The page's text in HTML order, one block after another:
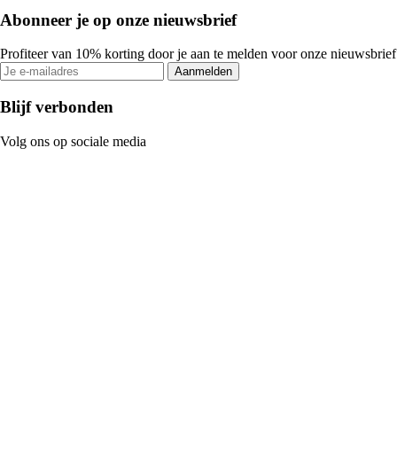
Abonneer je op onze nieuwsbrief
Profiteer van 10% korting door je aan te melden voor onze nieuwsbrief
Aanmelden
Blijf verbonden
Volg ons op sociale media